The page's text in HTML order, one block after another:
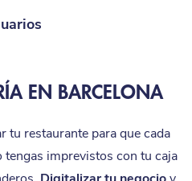
EN BARCELONA
tu restaurante para que cada
imprevistos con tu caja